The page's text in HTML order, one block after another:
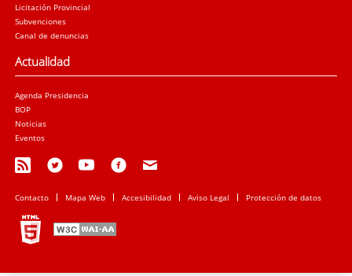
Licitación Provincial
Subvenciones
Canal de denuncias
Actualidad
Agenda Presidencia
BOP
Noticias
Eventos
Contacto Mapa Web Accesibilidad Aviso Legal Protección de datos